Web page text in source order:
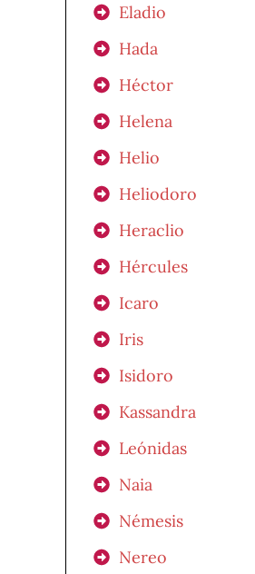
Eladio
Hada
Héctor
Helena
Helio
Heliodoro
Heraclio
Hércules
Icaro
Iris
Isidoro
Kassandra
Leónidas
Naia
Némesis
Nereo